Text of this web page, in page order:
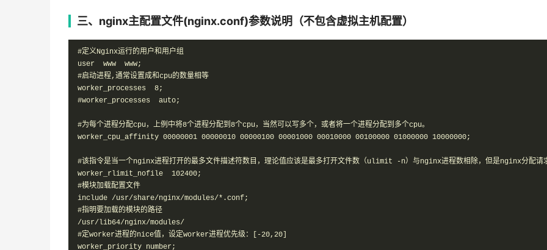
三、nginx主配置文件(nginx.conf)参数说明（不包含虚拟主机配置）
#定义Nginx运行的用户和用户组
user  www  www;
#启动进程,通常设置成和cpu的数量相等
worker_processes  8;
#worker_processes  auto;
#为每个进程分配cpu，上例中将8个进程分配到8个cpu，当然可以写多个，或者将一个进程分配到多个cpu。
worker_cpu_affinity 00000001 00000010 00000100 00001000 00010000 00100000 01000000 10000000;
#该指令是当一个nginx进程打开的最多文件描述符数目，理论值应该是最多打开文件数（ulimit -n）与nginx进程数相除，但是nginx分配
worker_rlimit_nofile  102400;
#模块加载配置文件
include /usr/share/nginx/modules/*.conf;
#指明要加载的模块的路径
/usr/lib64/nginx/modules/
#定worker进程的nice值，设定worker进程优先级：[-20,20]
worker_priority number;